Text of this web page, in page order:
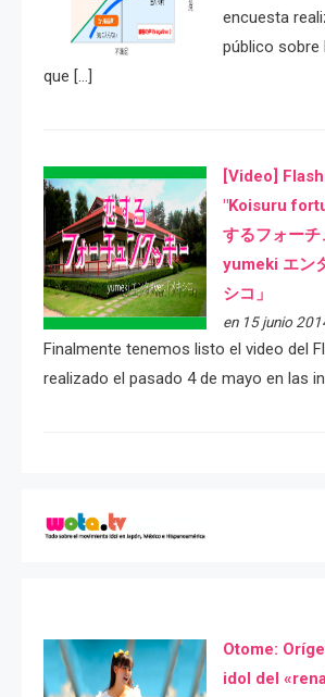
encuesta
público
que […]
[Video]
"Koisuru
するフォー
yumeki エン
シコ」
en 15 junio
Finalmente tenemos listo el video del
realizado el pasado 4 de mayo en las
Otome:
idol del